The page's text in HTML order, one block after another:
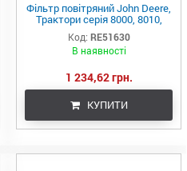
Фільтр повітряний John Deere,
Трактори серія 8000, 8010,
8020, 7010, 7020 (JOHN
DEERE)
Код: RE51630
В наявності
1 234,62 грн.
КУПИТИ